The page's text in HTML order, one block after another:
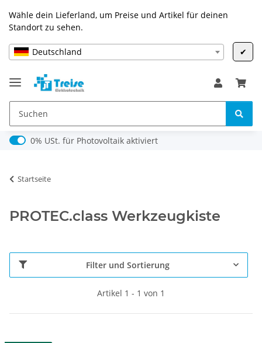
Wähle dein Lieferland, um Preise und Artikel für deinen
Standort zu sehen.
Deutschland ✔
0% USt. für Photovoltaik (§ 12 Abs. 3 UStG)
0% USt. für Photovoltaik aktiviert
Startseite
PROTEC.class Werkzeugkiste
Filter und Sortierung
Artikel 1 - 1 von 1